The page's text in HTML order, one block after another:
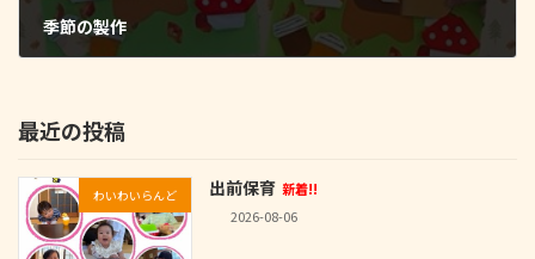
季節の製作
最近の投稿
わいわいらんど 出前保育 新着!!
2026-08-06